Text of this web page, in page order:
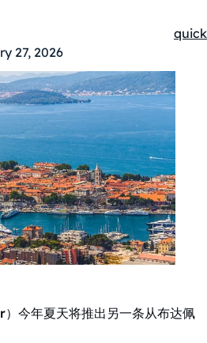
27, 2026
quick
今年夏天将推出另一条从布达佩